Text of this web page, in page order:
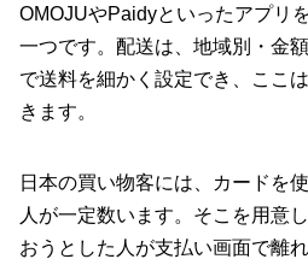
OMOJUやPaidyといったアプリ
一つです。配送は、地域別・金
で送料を細かく設定でき、ここ
きます。
日本の買い物客には、カードを
人が一定数います。そこを用意
おうとした人が支払い画面で離